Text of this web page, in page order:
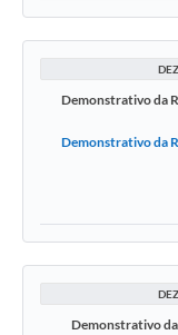
Demonstrativo da
Demonstrativo da
Demonstrativo